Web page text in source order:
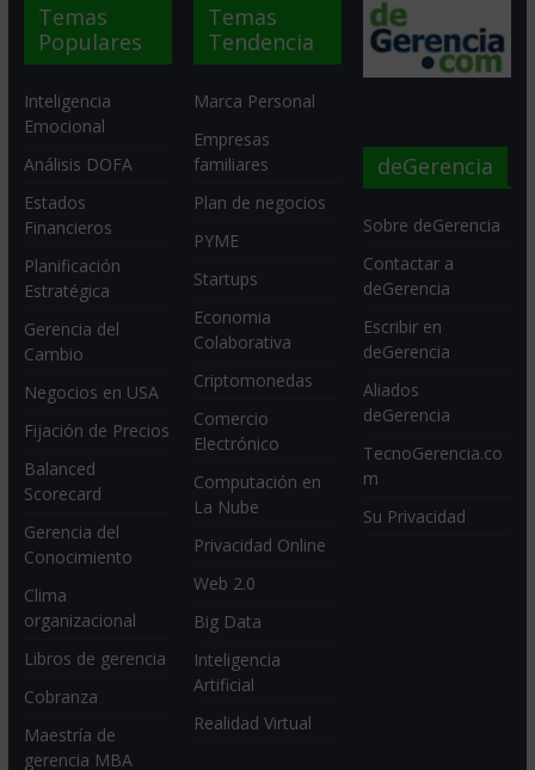
Temas
Populares
Inteligencia
Emocional
Análisis DOFA
Estados
Financieros
Planificación
Estratégica
Gerencia del
Cambio
Negocios en USA
Fijación de Precios
Balanced
Scorecard
Gerencia del
Conocimiento
Clima
organizacional
Libros de gerencia
Cobranza
Maestría de
gerencia MBA
Temas
Tendencia
Marca Personal
Empresas
familiares
Plan de negocios
PYME
Startups
Economia
Colaborativa
Criptomonedas
Comercio
Electrónico
Computación en
La Nube
Privacidad Online
Web 2.0
Big Data
Inteligencia
Artificial
Realidad Virtual
deGerencia
Sobre deGerencia
Contactar a
deGerencia
Escribir en
deGerencia
Aliados
deGerencia
TecnoGerencia.co
m
Su Privacidad